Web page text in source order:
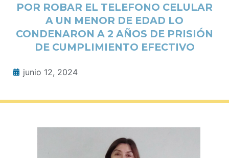
POR ROBAR EL TELEFONO CELULAR
A UN MENOR DE EDAD LO
CONDENARON A 2 AÑOS DE PRISIÓN
DE CUMPLIMIENTO EFECTIVO
junio 12, 2024